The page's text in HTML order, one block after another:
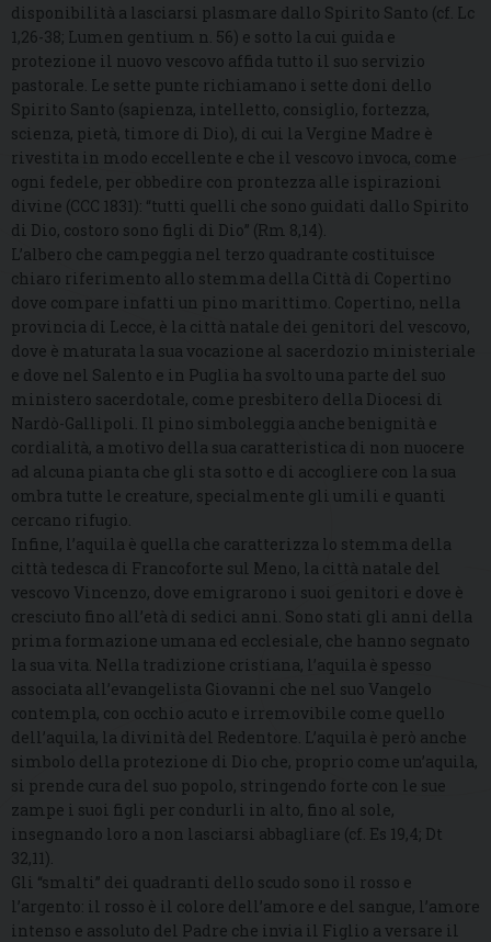
disponibilità a lasciarsi plasmare dallo Spirito Santo (cf. Lc
1,26-38; Lumen gentium n. 56) e sotto la cui guida e
protezione il nuovo vescovo affida tutto il suo servizio
pastorale. Le sette punte richiamano i sette doni dello
Spirito Santo (sapienza, intelletto, consiglio, fortezza,
scienza, pietà, timore di Dio), di cui la Vergine Madre è
rivestita in modo eccellente e che il vescovo invoca, come
ogni fedele, per obbedire con prontezza alle ispirazioni
divine (CCC 1831): “tutti quelli che sono guidati dallo Spirito
di Dio, costoro sono figli di Dio” (Rm 8,14).
L’albero che campeggia nel terzo quadrante costituisce
chiaro riferimento allo stemma della Città di Copertino
dove compare infatti un pino marittimo. Copertino, nella
provincia di Lecce, è la città natale dei genitori del vescovo,
dove è maturata la sua vocazione al sacerdozio ministeriale
e dove nel Salento e in Puglia ha svolto una parte del suo
ministero sacerdotale, come presbitero della Diocesi di
Nardò-Gallipoli. Il pino simboleggia anche benignità e
cordialità, a motivo della sua caratteristica di non nuocere
ad alcuna pianta che gli sta sotto e di accogliere con la sua
ombra tutte le creature, specialmente gli umili e quanti
cercano rifugio.
Infine, l’aquila è quella che caratterizza lo stemma della
città tedesca di Francoforte sul Meno, la città natale del
vescovo Vincenzo, dove emigrarono i suoi genitori e dove è
cresciuto fino all’età di sedici anni. Sono stati gli anni della
prima formazione umana ed ecclesiale, che hanno segnato
la sua vita. Nella tradizione cristiana, l’aquila è spesso
associata all’evangelista Giovanni che nel suo Vangelo
contempla, con occhio acuto e irremovibile come quello
dell’aquila, la divinità del Redentore. L’aquila è però anche
simbolo della protezione di Dio che, proprio come un’aquila,
si prende cura del suo popolo, stringendo forte con le sue
zampe i suoi figli per condurli in alto, fino al sole,
insegnando loro a non lasciarsi abbagliare (cf. Es 19,4; Dt
32,11).
Gli “smalti” dei quadranti dello scudo sono il rosso e
l’argento: il rosso è il colore dell’amore e del sangue, l’amore
intenso e assoluto del Padre che invia il Figlio a versare il